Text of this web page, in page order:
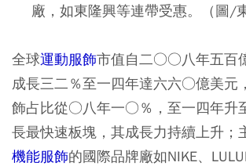
廠，如東隆興等連帶受惠。（圖/
全球運動服飾市值自二○○八年五百
成長三二％至一四年達六六○億美元
飾占比從○八年一○％，至一四年升
長最快速板塊，其成長力持續上升；
機能服飾的國際品牌廠如NIKE、